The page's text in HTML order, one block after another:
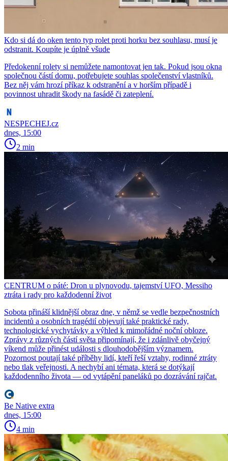
Kdo si dá do oken tento typ rolet proti horku bez souhlasu, musí je
odstranit. Koupíte je úplně všude
Předokenní rolety si nemůžete namontovat jen tak. Pokud jsou okna
společnou částí domu, potřebujete souhlas společenství vlastníků.
Bez něj vám hrozí příkaz k odstranění a v horším případě i
povinnost uhradit škody na fasádě či zateplení.
NESPECHEJ.cz
dnes, 15:00
2 min
CENTRUM o páté: Dron u plynovodu, tajemství UFO, Messiho
ztráta i rady pro každodenní život
Sobota přináší klidnější obraz dne, v němž se vedle bezpečnostních
incidentů a osobních tragédií objevují také praktické rady,
technologické vychytávky a výhled k mimořádné noční obloze.
Zprávy z různých částí světa připomínají, že i zdánlivě obyčejný
víkend může přinést události s dlouhodobějším významem.
Pozornost poutají také příběhy lidí, kteří řeší vztahy, rodinné ztráty
nebo tlak veřejnosti. A nechybí ani témata, která se dotýkají
každodenního života — od vytápění paneláků po dozrávání rajčat.
Be Native extra
dnes, 15:00
4 min